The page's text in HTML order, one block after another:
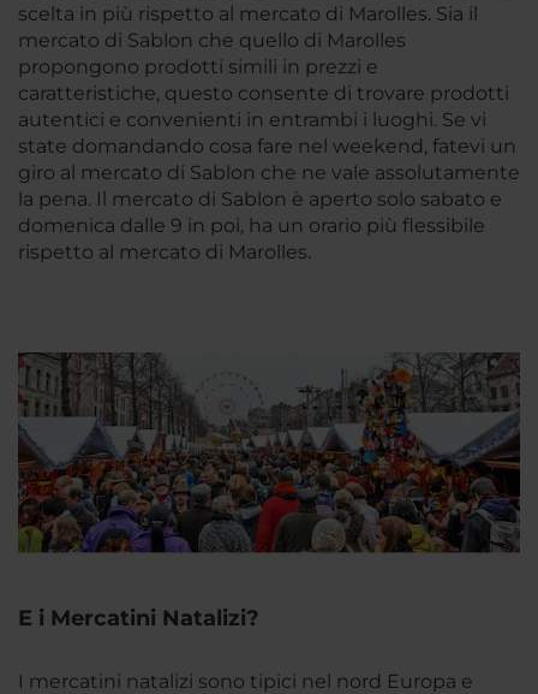
scelta in più rispetto al mercato di Marolles. Sia il
mercato di Sablon che quello di Marolles
propongono prodotti simili in prezzi e
caratteristiche, questo consente di trovare prodotti
autentici e convenienti in entrambi i luoghi. Se vi
state domandando cosa fare nel weekend, fatevi un
giro al mercato di Sablon che ne vale assolutamente
la pena. Il mercato di Sablon è aperto solo sabato e
domenica dalle 9 in poi, ha un orario più flessibile
rispetto al mercato di Marolles.
E i Mercatini Natalizi?
I mercatini natalizi sono tipici nel nord Europa e